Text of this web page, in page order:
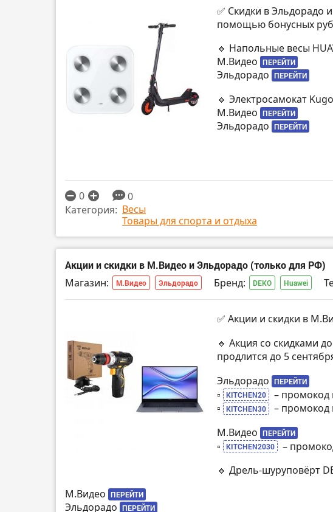
✅ Скидки в
помощью бонусных
🔸 Напольные весы
М.Видео ПЕРЕЙТИ
Эльдорадо ПЕРЕЙТИ
🔸 Электросамокат
М.Видео ПЕРЕЙТИ
Эльдорадо ПЕРЕЙТИ
0
0
Категория: Весы
Товары для спорта и отдыха
Акции и скидки в М.Видео и Эльдорадо (только для РФ)
Магазин: М.Видео Эльдорадо Бренд: DEKO Huawei
✅ Акции и скидки в
🔸 Акция со скидками
продлится до 5
Эльдорадо ПЕРЕЙТИ
▫️ KITCHEN20
– промокод
▫️
KITCHEN30
– промокод
М.Видео ПЕРЕЙТИ
▫️ KITCHEN2030
–
🔸 Дрель-шуруповёрт
М.Видео ПЕРЕЙТИ
Эльдорадо ПЕРЕЙТИ